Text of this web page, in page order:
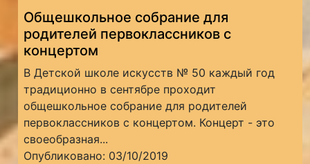
Общешкольное собрание для
родителей первоклассников с
концертом
В Детской школе искусств № 50 каждый год
традиционно в сентябре проходит
общешкольное собрание для родителей
первоклассников с концертом. Концерт - это
своеобразная...
Опубликовано: 03/10/2019